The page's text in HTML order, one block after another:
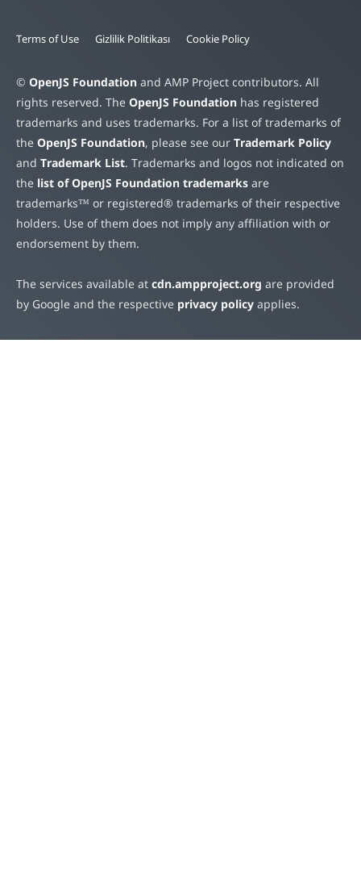
Terms of Use Gizlilik Politikası Cookie Policy
© OpenJS Foundation and AMP Project contributors. All
rights reserved. The OpenJS Foundation has registered
trademarks and uses trademarks. For a list of trademarks of
the OpenJS Foundation, please see our Trademark Policy
and Trademark List. Trademarks and logos not indicated on
the list of OpenJS Foundation trademarks are
trademarks™ or registered® trademarks of their respective
holders. Use of them does not imply any affiliation with or
endorsement by them.
The services available at cdn.ampproject.org are provided
by Google and the respective privacy policy applies.